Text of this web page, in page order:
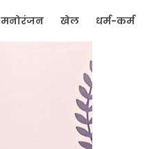
मनोरंजन खेल धर्म-कर्म